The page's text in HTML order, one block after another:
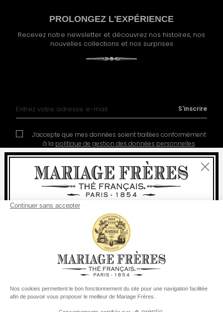
PROLONGEZ L'EXPÉRIENCE
Recevez notre newsletter et découvrez nos histoires, nos
nouvelles collections et nos surprises
J’accepte que mes données soient traitées conformément
à la politique de gestion des données personnelles
S'inscrire
Notre histoire
Mentions légales
Devenir partenaire
Politique de cookies
Préférences en matière de cookies
© COPYRIGHT 2026 / MARIAGE FRERES
Fermer
Bienvenue
Pour tout achat, lalivraisonrapide est
à partir de 60 € en France Métropolitaine
à partir de 150 €pour le reste du monde
Votre pays de livraison est défini surEtats-Unis